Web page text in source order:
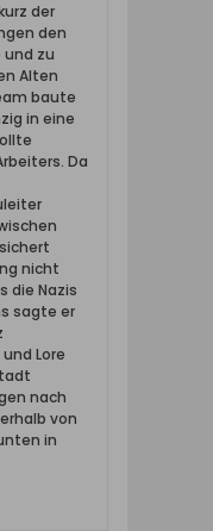
der
den
zu
Alten
baute
in eine
Da
nicht
die Nazis
sagte er
Lore
nach
von
in